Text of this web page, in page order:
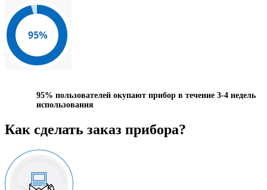
95% пользователей окупают прибор в течение 3-4 недель
использования
Как сделать заказ прибора?